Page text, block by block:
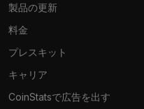
製品の更新
料金
プレスキット
キャリア
CoinStatsで広告を出す